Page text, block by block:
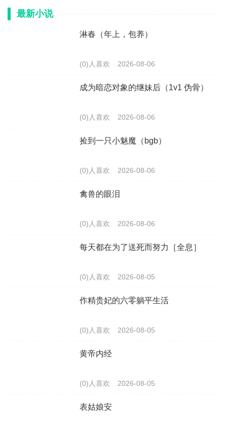
最新小说
淋春（年上，包养）
(0)人喜欢 2026-08-06
成为暗恋对象的继妹后（1v1 伪骨）
(0)人喜欢 2026-08-06
捡到一只小魅魔（bgb）
(0)人喜欢 2026-08-06
禽兽的眼泪
(0)人喜欢 2026-08-06
每天都在为了送死而努力［全息］
(0)人喜欢 2026-08-05
作精贵妃的六零躺平生活
(0)人喜欢 2026-08-05
黄帝内经
(0)人喜欢 2026-08-05
表姑娘安